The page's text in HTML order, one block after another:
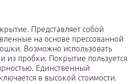
Представляет собой
на основе прессованной
Возможно использовать
из пробки. Покрытие пользуется
Единственный
в высокой стоимости.